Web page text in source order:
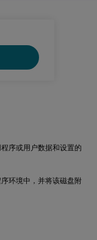
序或用户数据和设置的
环境中，并将该磁盘附